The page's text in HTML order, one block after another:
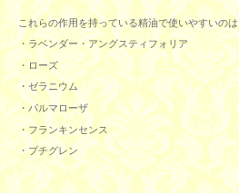
これらの作用を持っている精油で使いやすいのは
・ラベンダー・アングスティフォリア
・ローズ
・ゼラニウム
・パルマローザ
・フランキンセンス
・プチグレン